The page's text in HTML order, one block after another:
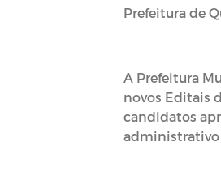
Prefeitura de
A Prefeitura
novos Editais
candidatos
administrativo